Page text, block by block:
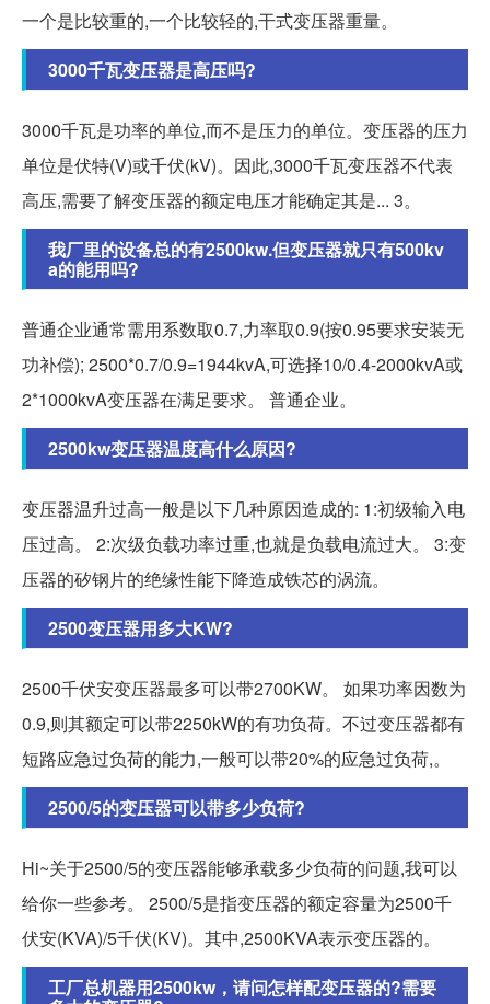
一个是比较重的,一个比较轻的,干式变压器重量。
3000千瓦变压器是高压吗?
3000千瓦是功率的单位,而不是压力的单位。变压器的压力
单位是伏特(V)或千伏(kV)。因此,3000千瓦变压器不代表
高压,需要了解变压器的额定电压才能确定其是... 3。
我厂里的设备总的有2500kw.但变压器就只有500kv
a的能用吗?
普通企业通常需用系数取0.7,力率取0.9(按0.95要求安装无
功补偿); 2500*0.7/0.9=1944kvA,可选择10/0.4-2000kvA或
2*1000kvA变压器在满足要求。 普通企业。
2500kw变压器温度高什么原因?
变压器温升过高一般是以下几种原因造成的: 1:初级输入电
压过高。 2:次级负载功率过重,也就是负载电流过大。 3:变
压器的矽钢片的绝缘性能下降造成铁芯的涡流。
2500变压器用多大KW?
2500千伏安变压器最多可以带2700KW。 如果功率因数为
0.9,则其额定可以带2250kW的有功负荷。不过变压器都有
短路应急过负荷的能力,一般可以带20%的应急过负荷,。
2500/5的变压器可以带多少负荷?
Hi~关于2500/5的变压器能够承载多少负荷的问题,我可以
给你一些参考。 2500/5是指变压器的额定容量为2500千
伏安(KVA)/5千伏(KV)。其中,2500KVA表示变压器的。
工厂总机器用2500kw，请问怎样配变压器的?需要